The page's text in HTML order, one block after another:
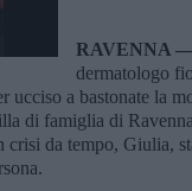
RAVENNA
dermatologo
ucciso a bastonate la
di famiglia di
da tempo, Giulia,